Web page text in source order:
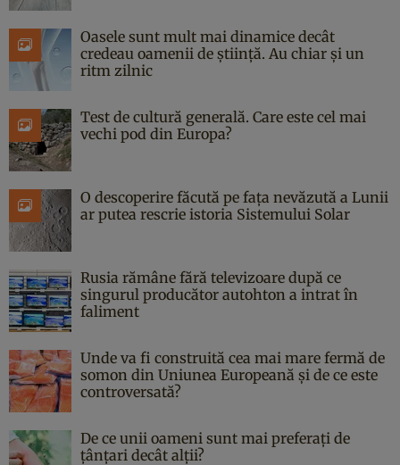
Oasele sunt mult mai dinamice decât
credeau oamenii de știință. Au chiar și un
ritm zilnic
Test de cultură generală. Care este cel mai
vechi pod din Europa?
O descoperire făcută pe fața nevăzută a Lunii
ar putea rescrie istoria Sistemului Solar
Rusia rămâne fără televizoare după ce
singurul producător autohton a intrat în
faliment
Unde va fi construită cea mai mare fermă de
somon din Uniunea Europeană și de ce este
controversată?
De ce unii oameni sunt mai preferați de
țânțari decât alții?